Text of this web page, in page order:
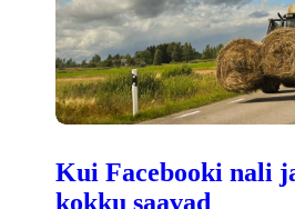
Kui Facebooki nali
kokku saavad